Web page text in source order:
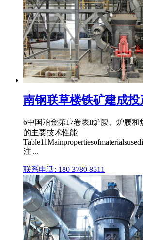
南钢联草楼铁矿建成投
6中国冶金第17卷表ll炉腹、炉腰和
的主要技术性能
注 ...
联系电话: 180 3780 8511